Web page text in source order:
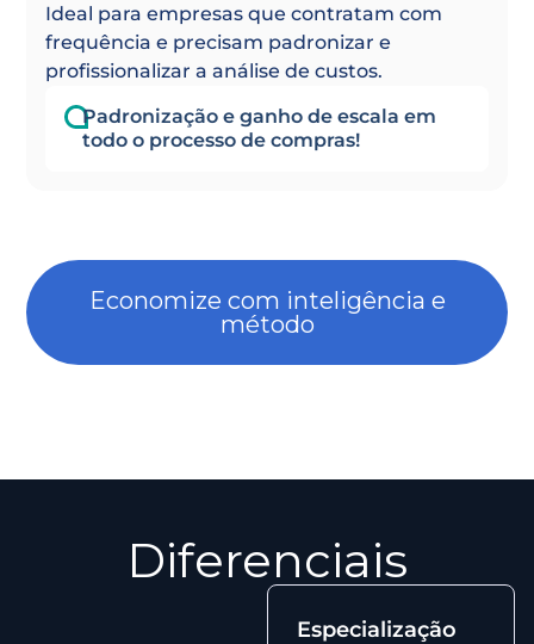
Ideal para empresas que contratam com
frequência e precisam padronizar e
profissionalizar a análise de custos.
Padronização e ganho de escala em
todo o processo de compras!
Economize com inteligência e
método
Diferenciais
Especialização